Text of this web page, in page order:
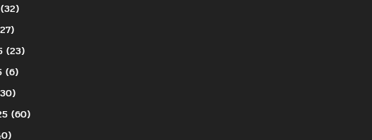
(23)
(6)
(60)